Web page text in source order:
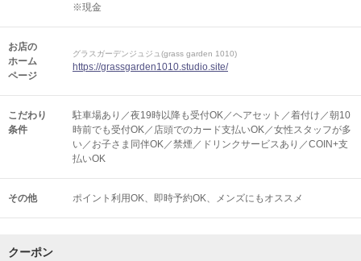
※現金
お店の
ホーム
ページ
グラスガーデンジュジュ(grass garden 1010)
https://grassgarden1010.studio.site/
こだわり
条件
駐車場あり／夜19時以降も受付OK／ヘアセット／着付け／朝10
時前でも受付OK／店頭でのカード支払いOK／女性スタッフが多
い／お子さま同伴OK／禁煙／ドリンクサービスあり／COIN+支
払いOK
その他 ポイント利用OK 即時予約OK メンズにもオススメ
クーポン